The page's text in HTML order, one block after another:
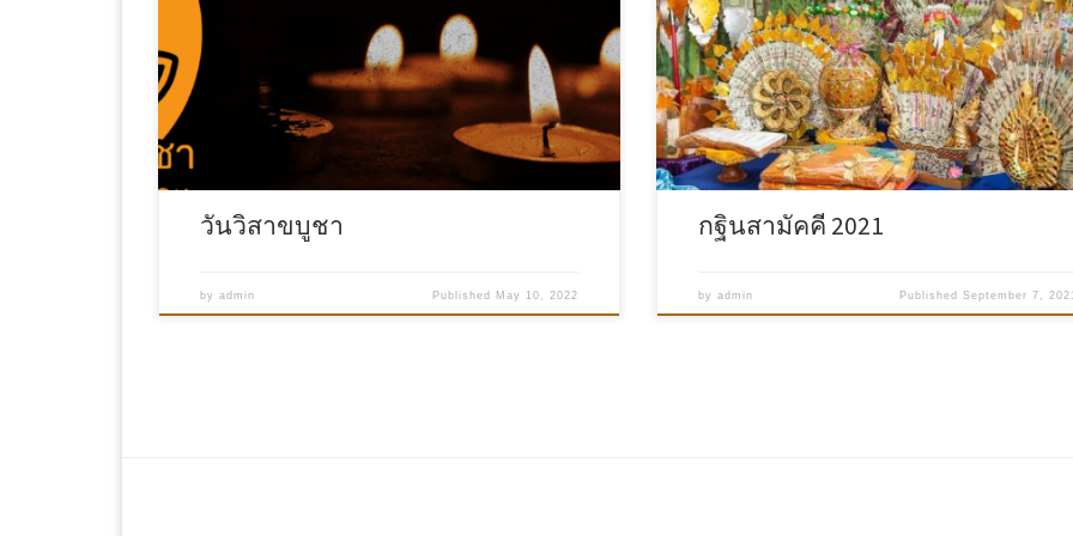
วันวิสาขบูชา
by admin Published May 10, 2022
กฐินสามัคคี 2021
byadmin Published September 7,